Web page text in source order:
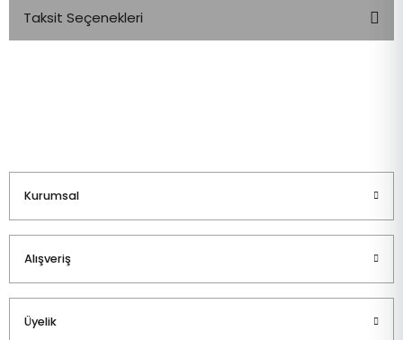
Taksit Seçenekleri
Kurumsal
Alışveriş
Üyelik